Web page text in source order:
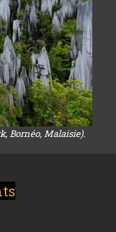
Bornéo, Malaisie).